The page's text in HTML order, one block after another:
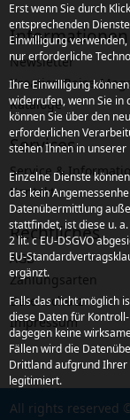
Informationen
Newsletter
Kroatien Reise-
Kataloge
Services
Service &
Kontakt
Rechtliches
AGB
Zahlungsarten
Datenschutz
Impressum
All rights reserved ©
Erst wenn Sie durch
entsprechenden
Einwilligung
nur erforderliche
Ihre Einwilligung
widerrufen, wenn Sie in
können Sie über den
erforderlichen
stehen Ihnen in
Einzelne Dienste
das kein
Datenübermittlung
stattfindet, ist diese u.
2 lit. c EU-DSGVO
EU-
ergänzt.
Falls das nicht möglich
diese Daten für
dagegen keine
Fällen wird die
Drittland aufgrund Ihrer
legitimiert.